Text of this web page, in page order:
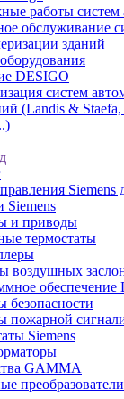
работы систем
обслуживание
зданий
DESIGO
систем
(Landis &
Siemens
Siemens
и приводы
термостаты
воздушных
обеспечение
безопасности
пожарной
Siemens
GAMMA